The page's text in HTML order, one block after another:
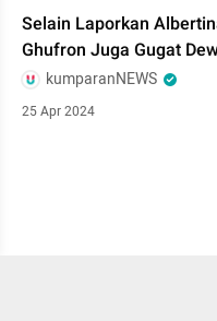
Selain Laporkan
Ghufron Juga Gugat
kumparanNEWS
25 Apr 2024